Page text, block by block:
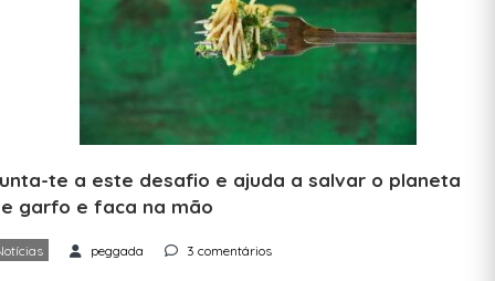
te a este desafio e ajuda a salvar o planeta
garfo e faca na mão
peggada 3 comentários